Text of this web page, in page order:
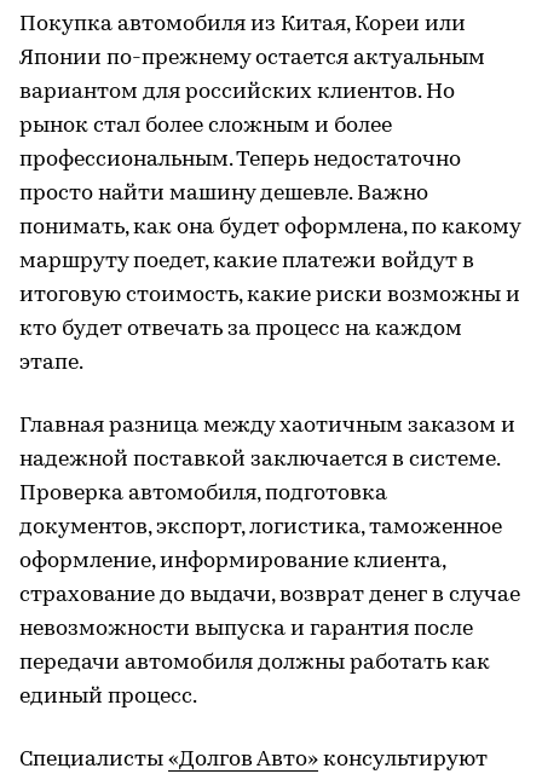
Покупка автомобиля из Китая, Кореи или
Японии по-прежнему остается актуальным
вариантом для российских клиентов. Но
рынок стал более сложным и более
профессиональным. Теперь недостаточно
просто найти машину дешевле. Важно
понимать, как она будет оформлена, по какому
маршруту поедет, какие платежи войдут в
итоговую стоимость, какие риски возможны и
кто будет отвечать за процесс на каждом
этапе.
Главная разница между хаотичным заказом и
надежной поставкой заключается в системе.
Проверка автомобиля, подготовка
документов, экспорт, логистика, таможенное
оформление, информирование клиента,
страхование до выдачи, возврат денег в случае
невозможности выпуска и гарантия после
передачи автомобиля должны работать как
единый процесс.
Специалисты «Долгов Авто» консультируют